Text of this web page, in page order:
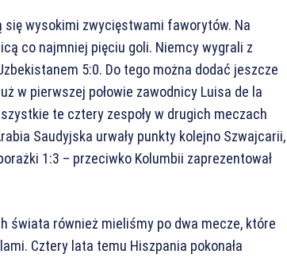
wysokimi zwycięstwami faworytów. Na
co najmniej pięciu goli. Niemcy wygrali z
5:0. Do tego można dodać jeszcze
w pierwszej połowie zawodnicy Luisa de la
te cztery zespoły w drugich meczach
Saudyjska urwały punkty kolejno Szwajcarii,
1:3 – przeciwko Kolumbii zaprezentował
świata również mieliśmy po dwa mecze, które
Cztery lata temu Hiszpania pokonała